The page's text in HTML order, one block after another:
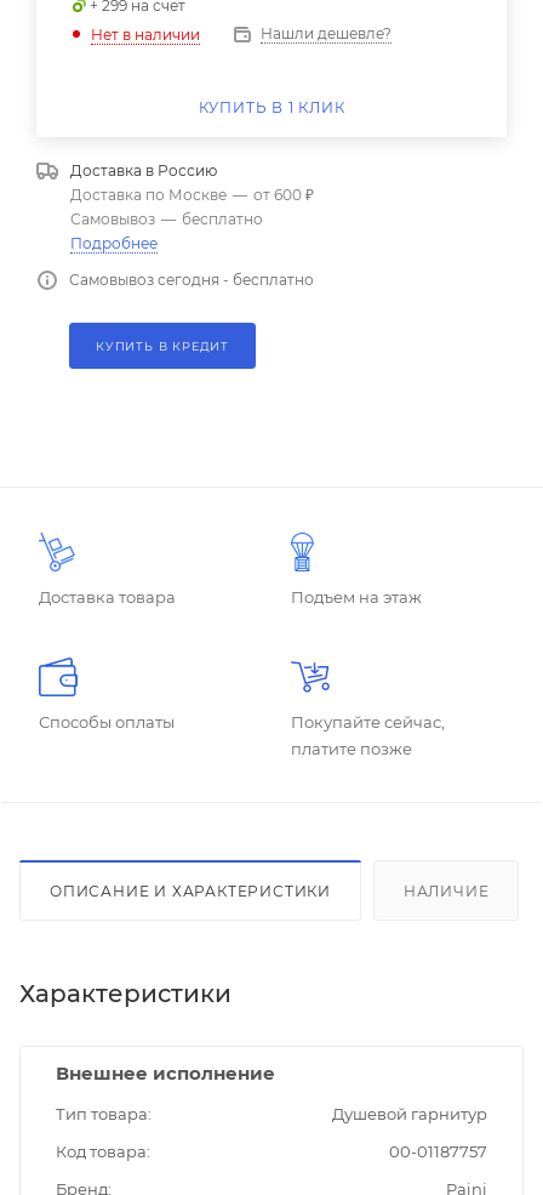
+ 299 на счет
Нет в наличии
Нашли дешевле?
КУПИТЬ В 1 КЛИК
Доставка в Россию
Доставка по Москве — от 600 ₽
Самовывоз — бесплатно
Подробнее
Самовывоз сегодня - бесплатно
КУПИТЬ В КРЕДИТ
Доставка товара Подъем на этаж
Способы оплаты
Покупайте сейчас,
платите позже
ОПИСАНИЕ И ХАРАКТЕРИСТИКИ НАЛИЧИЕ
Характеристики
Внешнее исполнение
Тип товара
Душевой гарнитур
Код товара
00-01187757
Бренд
Paini